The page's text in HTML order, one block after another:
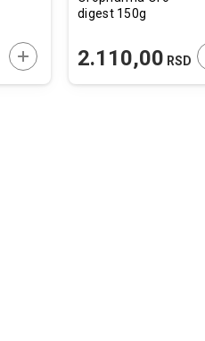
DODAJTE U KORPU
digest 150g
2.110,00 RSD